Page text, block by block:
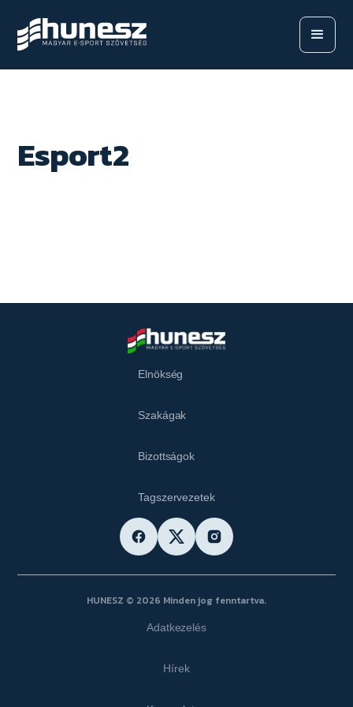
Esport2
Elnökség
Szakágak
Bizottságok
Tagszervezetek
HUNESZ © 2026 Minden jog fenntartva.
Adatkezelés
Hírek